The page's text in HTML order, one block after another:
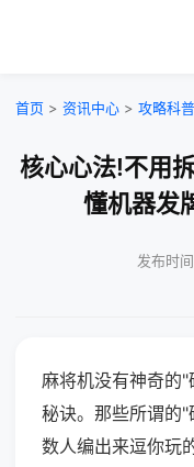
首页 > 资讯中心 > 攻略科普
核心心法!不用
懂机器发
发布时
麻将机没有神奇的
秘诀。那些所谓的
数人编出来逗你玩